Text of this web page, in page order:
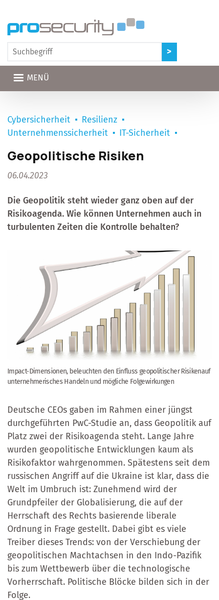
MENÜ
Cybersicherheit
Resilienz
Unternehmenssicherheit
IT-Sicherheit
Geopolitische Risiken
06.04.2023
Die Geopolitik steht wieder ganz oben auf der
Risikoagenda. Wie können Unternehmen auch in
turbulenten Zeiten die Kontrolle behalten?
Impact-Dimensionen, beleuchten den Einfluss geopolitischer Risikenauf
unternehmerisches Handeln und mögliche Folgewirkungen
Deutsche CEOs gaben im Rahmen einer jüngst
durchgeführten PwC-Studie an, dass Geopolitik auf
Platz zwei der Risikoagenda steht. Lange Jahre
wurden geopolitische Entwicklungen kaum als
Risikofaktor wahrgenommen. Spätestens seit dem
russischen Angriff auf die Ukraine ist klar, dass die
Welt im Umbruch ist: Zunehmend wird der
Grundpfeiler der Globalisierung, die auf der
Herrschaft des Rechts basierende liberale
Ordnung in Frage gestellt. Dabei gibt es viele
Treiber dieses Trends: von der Verschiebung der
geopolitischen Machtachsen in den Indo-Pazifik
bis zum Wettbewerb über die technologische
Vorherrschaft. Politische Blöcke bilden sich in der
Folge.